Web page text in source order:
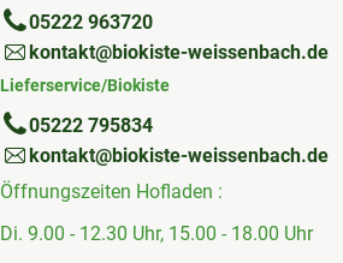
05222 963720
kontakt@biokiste-weissenbach.de
Lieferservice/Biokiste
05222 795834
kontakt@biokiste-weissenbach.de
Öffnungszeiten Hofladen :
Di. 9.00 - 12.30 Uhr, 15.00 - 18.00 Uhr